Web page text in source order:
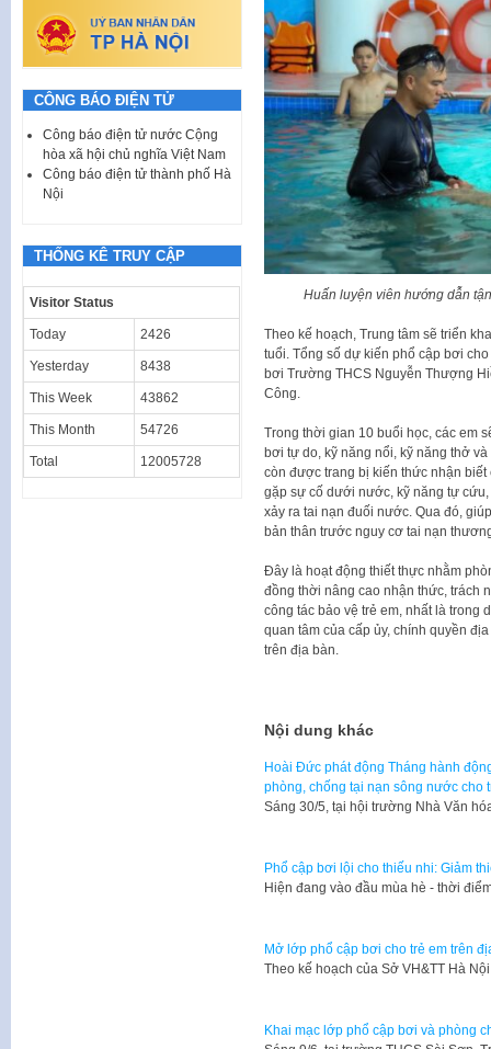
Huấn luyện viên hướng dẫn
Theo kế hoạch, Trung tâm sẽ triển
tuổi. Tổng số dự kiến phổ cập bơi
bơi Trường THCS Nguyễn Thượng
Công.
Trong thời gian 10 buổi học, các em
bơi tự do, kỹ năng nổi, kỹ năng thở
còn được trang bị kiến thức nhận
gặp sự cố dưới nước, kỹ năng tự
xảy ra tai nạn đuối nước. Qua đó,
bản thân trước nguy cơ tai nạn
Đây là hoạt động thiết thực nhằm
đồng thời nâng cao nhận thức, trách
công tác bảo vệ trẻ em, nhất là
quan tâm của cấp ủy, chính quyền
trên địa bàn.
Nội dung khác
Hoài Đức phát động Tháng hành
phòng, chống tại nạn sông nước cho
Sáng 30/5, tại hội trường Nhà Văn
Phổ cập bơi lội cho thiếu nhi: Giảm
Hiện đang vào đầu mùa hè - thời
Mở lớp phổ cập bơi cho trẻ em trên
Theo kế hoạch của Sở VH&TT Hà
Khai mạc lớp phổ cập bơi và phòng
CÔNG BÁO ĐIỆN TỬ
Công báo điện tử nước Cộng
hòa xã hội chủ nghĩa Việt Nam
Công báo điện tử thành phố Hà
Nội
THỐNG KÊ TRUY CẬP
Visitor Status
Today 2426
Yesterday 8438
This Week 43862
This Month 54726
Total 12005728